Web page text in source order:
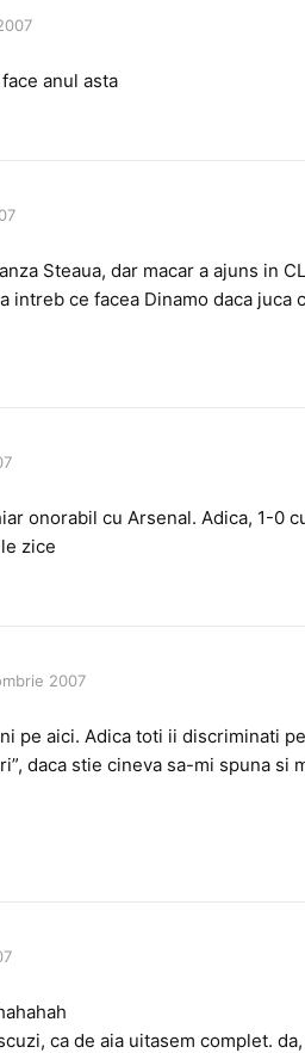
anul asta
Steaua, dar macar a ajuns in
intreb ce facea Dinamo daca juca
onorabil cu Arsenal. Adica, 1-0
zice
2007
pe aici. Adica toti ii discriminati
daca stie cineva sa-mi spuna si
ca de aia uitasem complet.